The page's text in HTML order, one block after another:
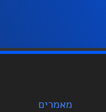
מאמרים